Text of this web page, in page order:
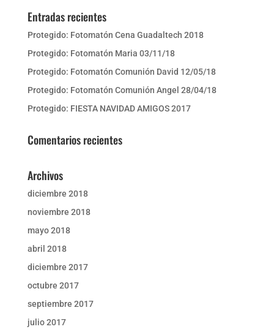
Entradas recientes
Protegido: Fotomatón Cena Guadaltech 2018
Protegido: Fotomatón Maria 03/11/18
Protegido: Fotomatón Comunión David 12/05/18
Protegido: Fotomatón Comunión Angel 28/04/18
Protegido: FIESTA NAVIDAD AMIGOS 2017
Comentarios recientes
Archivos
diciembre 2018
noviembre 2018
mayo 2018
abril 2018
diciembre 2017
octubre 2017
septiembre 2017
julio 2017